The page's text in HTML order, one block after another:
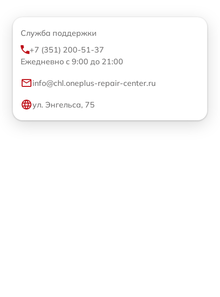
Служба поддержки
+7 (351) 200-51-37
Ежедневно с 9:00 до 21:00
info@chl.oneplus-repair-center.ru
ул. Энгельса, 75